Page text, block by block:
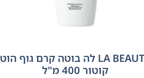
LA BEAUTE לה בוטה קרם גוף הוט
קוטור 400 מ"ל